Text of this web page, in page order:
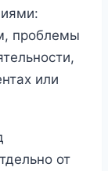
проблемы
или
от